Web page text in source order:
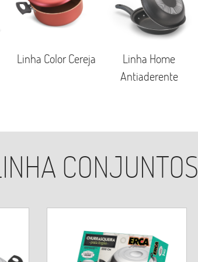
Linha Home
Linha Premium
Antiaderente
CONJUNTOS